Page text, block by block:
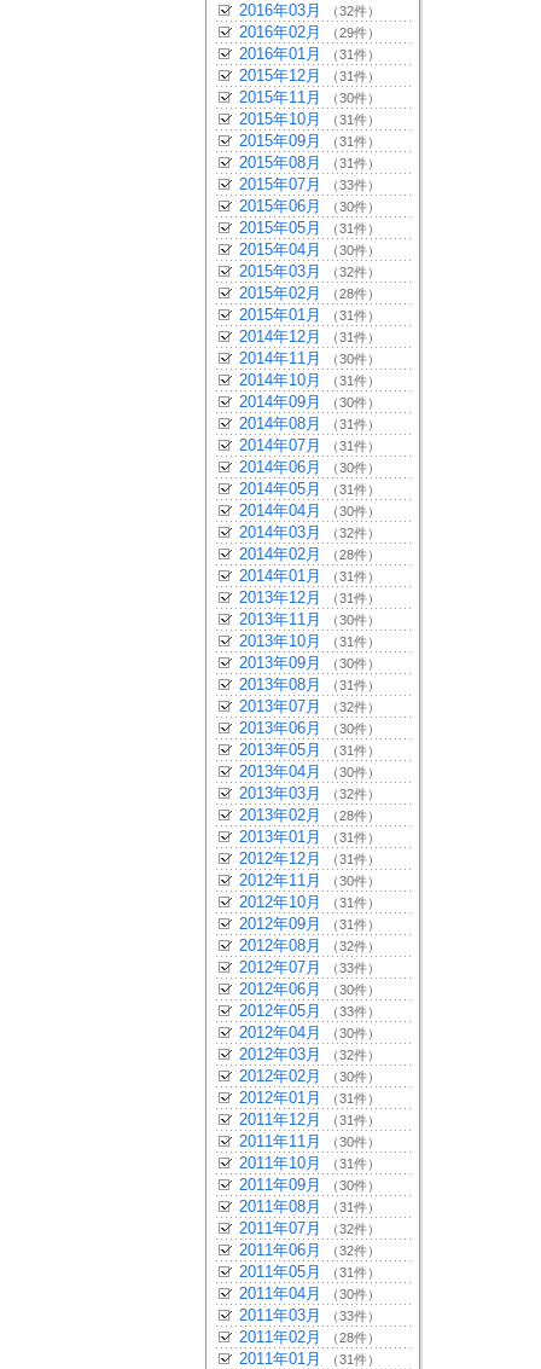
2016年03月 （32件）
2016年02月 （29件）
2016年01月 （31件）
2015年12月 （31件）
2015年11月 （30件）
2015年10月 （31件）
2015年09月 （31件）
2015年08月 （31件）
2015年07月 （33件）
2015年06月 （30件）
2015年05月 （31件）
2015年04月 （30件）
2015年03月 （32件）
2015年02月 （28件）
2015年01月 （31件）
2014年12月 （31件）
2014年11月 （30件）
2014年10月 （31件）
2014年09月 （30件）
2014年08月 （31件）
2014年07月 （31件）
2014年06月 （30件）
2014年05月 （31件）
2014年04月 （30件）
2014年03月 （32件）
2014年02月 （28件）
2014年01月 （31件）
2013年12月 （31件）
2013年11月 （30件）
2013年10月 （31件）
2013年09月 （30件）
2013年08月 （31件）
2013年07月 （32件）
2013年06月 （30件）
2013年05月 （31件）
2013年04月 （30件）
2013年03月 （32件）
2013年02月 （28件）
2013年01月 （31件）
2012年12月 （31件）
2012年11月 （30件）
2012年10月 （31件）
2012年09月 （31件）
2012年08月 （32件）
2012年07月 （33件）
2012年06月 （30件）
2012年05月 （33件）
2012年04月 （30件）
2012年03月 （32件）
2012年02月 （30件）
2012年01月 （31件）
2011年12月 （31件）
2011年11月 （30件）
2011年10月 （31件）
2011年09月 （30件）
2011年08月 （31件）
2011年07月 （32件）
2011年06月 （32件）
2011年05月 （31件）
2011年04月 （30件）
2011年03月 （33件）
2011年02月 （28件）
2011年01月 （31件）